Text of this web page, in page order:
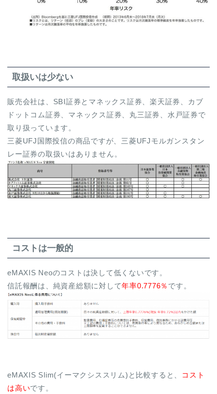
取扱いは少ない
販売会社は、SBI証券とマネックス証券、楽天証券、カブ
ドットコム証券、マネックス証券、丸三証券、水戸証券で
取り扱っています。
三菱UFJ国際投信の商品ですが、三菱UFJモルガンスタン
レー証券の取扱いはありません。
コストは一般的
eMAXIS Neoのコストは決して低くないです。
信託報酬は、純資産総額に対して年率0.7776％ です。
eMAXIS Slim(イーマクシススリム)と比較すると、
コスト
は高いです。